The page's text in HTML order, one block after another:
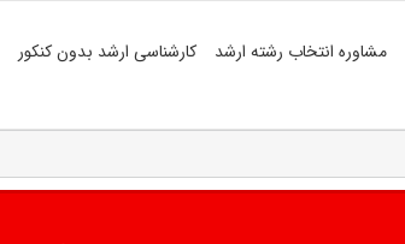
مشاوره انتخاب رشته ارشد کارشناسی ارشد بدون کنکور